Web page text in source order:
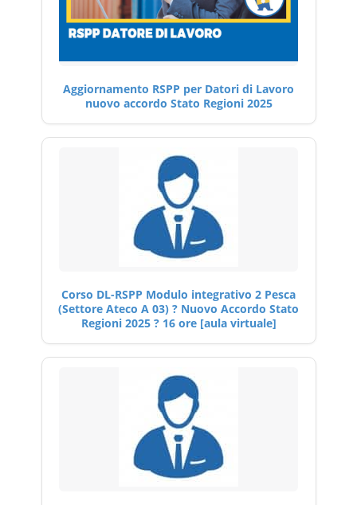
Aggiornamento RSPP per Datori di Lavoro
nuovo accordo Stato Regioni 2025
Corso DL-RSPP Modulo integrativo 2 Pesca
(Settore Ateco A 03) ? Nuovo Accordo Stato
Regioni 2025 ? 16 ore [aula virtuale]